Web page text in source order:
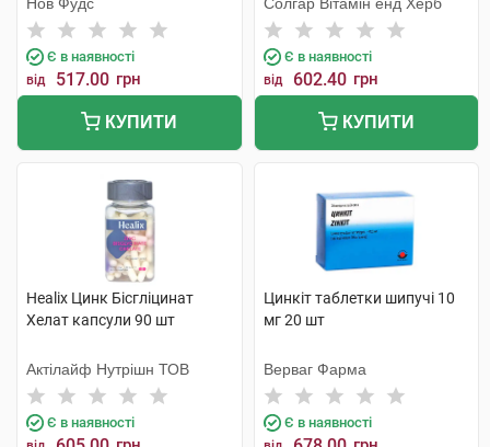
Є в наявності
від 517.00 грн
КУПИТИ
Є в наявності
від 602.40 грн
КУПИТИ
Healix Цинк Бісгліцинат
Хелат капсули 90 шт
Актілайф Нутрішн ТОВ
Є в наявності
Цинкіт таблетки шипучі 10
мг 20 шт
Верваг Фарма
Є в наявності